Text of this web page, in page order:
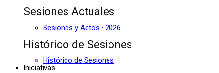
Sesiones Actuales
Sesiones y Actos · 2026
Histórico de Sesiones
Histórico de Sesiones
Iniciativas